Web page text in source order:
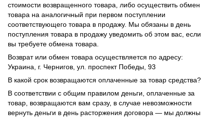
стоимости возвращенного товара, либо осуществить обмен
товара на аналогичный при первом поступлении
соответствующего товара в продажу. Мы обязаны в день
поступления товара в продажу уведомить об этом вас, если
вы требуете обмена товара.
Возврат или обмен товара осуществляется по адресу:
Украина, г. Чернигов, ул. проспект Победы, 93
В какой срок возвращаются оплаченные за товар средства?
В соответствии с общим правилом деньги, оплаченные за
товар, возвращаются вам сразу, в случае невозможности
вернуть деньги в день расторжения договора — мы должны